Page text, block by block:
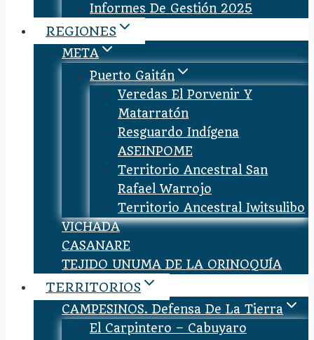
Informes De Gestión 2025
REGIONES
META
Puerto Gaitán
Veredas El Porvenir Y
Matarratón
Resguardo Indígena
ASEINPOME
Territorio Ancestral San
Rafael Warrojo
Territorio Ancestral Iwitsulibo
VICHADA
CASANARE
TEJIDO UNUMA DE LA ORINOQUÍA
TERRITORIOS
CAMPESINOS. Defensa De La Tierra
El Carpintero – Cabuyaro